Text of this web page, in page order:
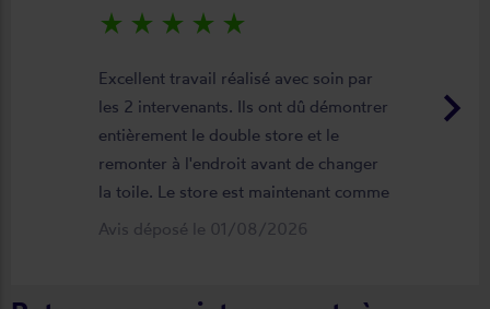
keyboard_arrow_right
star_rate star_rate star_rate star_rate star_rate
Excellent travail réalisé avec soin par
les 2 intervenants. Ils ont dû démontrer
entièrement le double store et le
remonter à l'endroit avant de changer
la toile. Le store est maintenant comme
neuf, parfaitement positionné et
Avis déposé le 01/08/2026